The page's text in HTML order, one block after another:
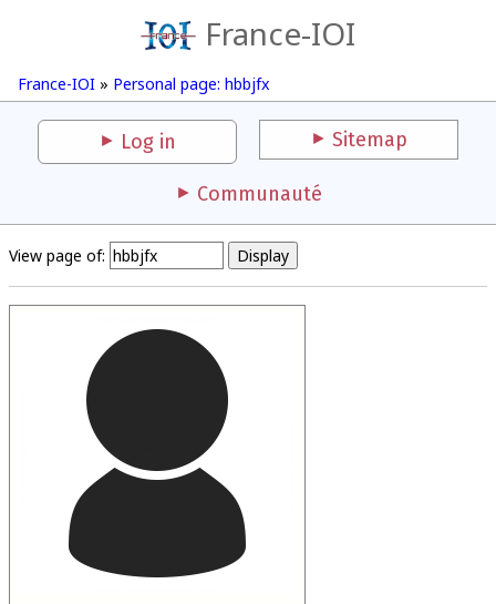
France-IOI
France-IOI » Personal page: hbbjfx
Log in Sitemap
Communauté
View page of: